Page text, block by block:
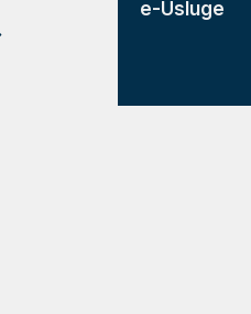
e-Usluge